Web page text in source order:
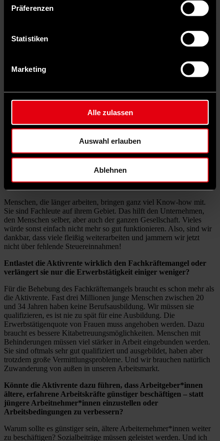
Präferenzen
Statistiken
Marketing
Alle zulassen
Auswahl erlauben
Ablehnen
2021 ist er Vorsitzender des Ausschusses für Arbeit und Soziales.
Das Instituts der deutschen Wirtschaft (IW) warnt vor
im Rentenalter weiterarbeiten, können das dank der Aktivrente
nun steuerfrei.
Die werden sich jetzt freuen, dass sie für 2.000 Euro pro Monat
keine Steuern mehr bezahlen müssen. Ich gönne es ihnen. Sie
Ende 2023 arbeiteten rund 600.000 Menschen im Rentenalter.
Nach Berechnungen des IW würde das Steuerausfälle von 2,8
steuerfrei hinzuverdienen. Ist das verhältnismäßig?
Menschen, die länger arbeiten, bringen ganz viel Know-how mit.
Sie sind Fachleute auf ihrem Gebiet. Das hilft den Unternehmen,
den Menschen selber, aber auch der ganzen Gesellschaft. Vieles
würde sonst einfach nicht mehr so gut funktionieren. Also, sind wir
dankbar, dass viele fleißig weiterarbeiten und jammern wir jetzt
nicht über fehlende Steuereinnahmen!
Entlastet die Aktivrente wirklich den Fachkräftemangel oder
verlängert sie nur die Erwerbstätigkeit einiger weniger?
Für die Behebung des Fachkräftemangels braucht es schon mehr als
die Aktivrente. Fast drei Millionen junge Menschen zwischen 20
und 34 Jahren haben keine Berufsausbildung. Wir müssen sie
qualifizieren, es ist nie zu spät für eine Ausbildung. Die
Erwerbstätigenquote von Frauen muss angehoben werden. Dazu
braucht es bessere Kitabetreuungsmöglichkeiten. Menschen mit
Behinderungen müssen viel stärker in Arbeit eingebunden werden.
Sie sind oftmals sehr gut qualifiziert und ausgebildet, haben aber
trotzdem große Vermittlungsprobleme. Und wir brauchen natürlich
Zuwanderung von außen in unseren Arbeitsmarkt.
Könnte die Aktivrente dazu führen, dass Arbeitgeber*innen
ältere, erfahrene Arbeitskräfte günstiger beschäftigen – statt
jüngere Arbeitnehmer*innen einzustellen oder
Arbeitsbedingungen zu verbessern?
Warum sollte es günstiger sein, ältere Arbeiternehmer*innen weiter
zu beschäftigen? Sozialbeiträge müssen geleistet werden. Und ich